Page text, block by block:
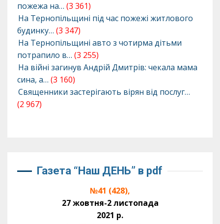
пожежа на… (3 361)
На Тернопільщині під час пожежі житлового
будинку… (3 347)
На Тернопільщині авто з чотирма дітьми
потрапило в… (3 255)
На війні загинув Андрій Дмитрів: чекала мама
сина, а… (3 160)
Священники застерігають вірян від послуг…
(2 967)
Газета “Наш ДЕНЬ” в pdf
№41 (428),
27 жовтня-2 листопада
2021 р.